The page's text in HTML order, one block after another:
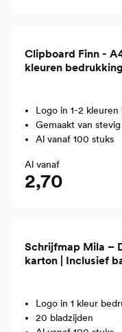
Clipboard Finn -
kleuren bedrukking
Logo in 1-2
Gemaakt van stevig
Al vanaf 100 stuks
Al vanaf
2,70
Schrijfmap Mila –
karton | Inclusief
Logo in 1 kleur
20 bladzijden